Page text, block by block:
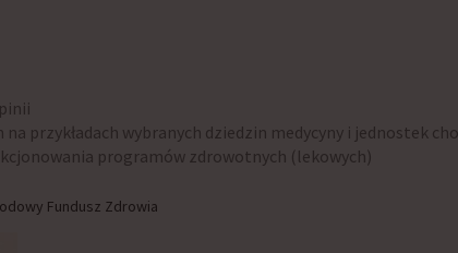
przykładach wybranych dziedzin medycyny i jednostek
programów zdrowotnych (lekowych)
Fundusz Zdrowia